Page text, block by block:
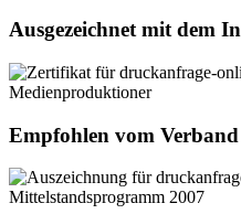
Ausgezeichnet mit dem
Empfohlen vom